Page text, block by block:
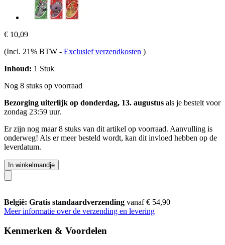
€ 10,09
(Incl. 21% BTW - Exclusief verzendkosten )
Inhoud: 1 Stuk
Nog 8 stuks op voorraad
Bezorging uiterlijk op donderdag, 13. augustus als je bestelt voor
zondag 23:59 uur.
Er zijn nog maar 8 stuks van dit artikel op voorraad. Aanvulling is
onderweg! Als er meer besteld wordt, kan dit invloed hebben op de
leverdatum.
In winkelmandje
België: Gratis standaardverzending vanaf € 54,90
Meer informatie over de verzending en levering
Kenmerken & Voordelen